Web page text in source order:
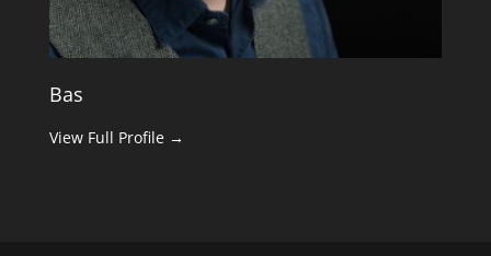
Bas
View Full Profile →